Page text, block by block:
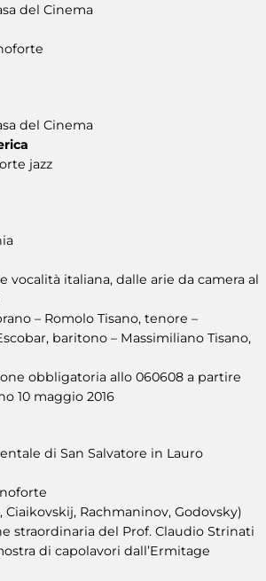
del Cinema
del Cinema
jazz
vocalità italiana, dalle arie da camera al
– Romolo Tisano, tenore –
baritono – Massimiliano Tisano,
obbligatoria allo 060608 a partire
10 maggio 2016
di San Salvatore in Lauro
Rachmaninov, Godovsky)
straordinaria del Prof. Claudio Strinati
di capolavori dall’Ermitage